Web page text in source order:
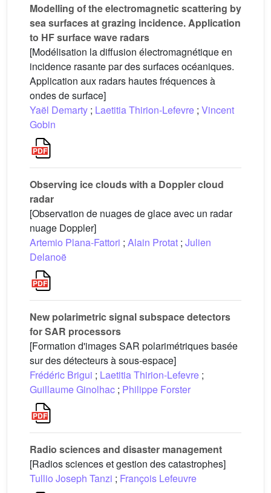
Modelling of the electromagnetic scattering by
sea surfaces at grazing incidence. Application
to HF surface wave radars
[Modélisation la diffusion électromagnétique en
incidence rasante par des surfaces océaniques.
Application aux radars hautes fréquences à
ondes de surface]
Yaël Demarty ; Laetitia Thirion-Lefevre ; Vincent
Gobin
Observing ice clouds with a Doppler cloud
radar
[Observation de nuages de glace avec un radar
nuage Doppler]
Artemio Plana-Fattori ; Alain Protat ; Julien
Delanoë
New polarimetric signal subspace detectors
for SAR processors
[Formation d'images SAR polarimétriques basée
sur des détecteurs à sous-espace]
Frédéric Brigui ; Laetitia Thirion-Lefevre ;
Guillaume Ginolhac ; Philippe Forster
Radio sciences and disaster management
[Radios sciences et gestion des catastrophes]
Tullio Joseph Tanzi ; François Lefeuvre